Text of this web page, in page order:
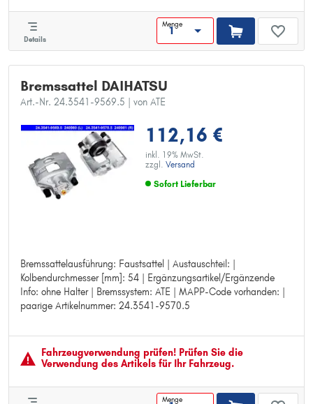
Details
Menge
Bremssattel DAIHATSU
Art.-Nr. 24.3541-9569.5 | von ATE
112,16 €
inkl. 19% MwSt.
zzgl. Versand
Sofort Lieferbar
Bremssattelausführung: Faustsattel | Austauschteil: |
Kolbendurchmesser [mm]: 54 | Ergänzungsartikel/Ergänzende
Info: ohne Halter | Bremssystem: ATE | MAPP-Code vorhanden: |
paarige Artikelnummer: 24.3541-9570.5
Bremssattelausführung: Faustsattel
Austauschteil:
Kolbendurchmesser [mm]: 54
Ergänzungsartikel/Ergänzende Info: ohne Halter
MAPP-Code vorhanden:
paarige Artikelnummer: 24.3541-9570.5
Fahrzeugver­wendung prüfen! Prüfen Sie die
Verwendung des Artikels für Ihr Fahrzeug.
Menge